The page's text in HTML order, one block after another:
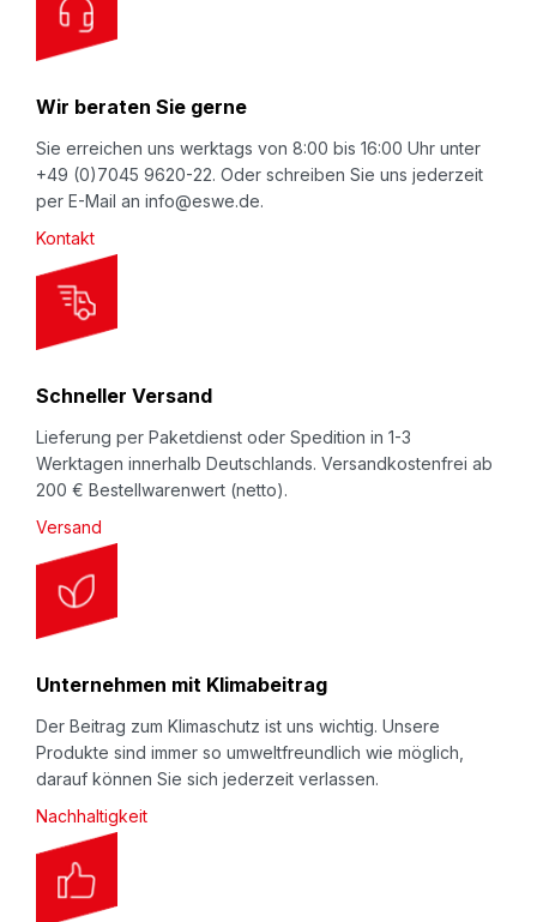
u
r
e
w
s
e
t
e
r
Wir beraten Sie gerne
Sie erreichen uns werktags von 8:00 bis 16:00 Uhr unter
+49 (0)7045 9620-22. Oder schreiben Sie uns jederzeit
per E-Mail an info@eswe.de.
Kontakt
Schneller Versand
Lieferung per Paketdienst oder Spedition in 1-3
Werktagen innerhalb Deutschlands. Versandkostenfrei ab
200 € Bestellwarenwert (netto).
Versand
Unternehmen mit Klimabeitrag
Der Beitrag zum Klimaschutz ist uns wichtig. Unsere
Produkte sind immer so umweltfreundlich wie möglich,
darauf können Sie sich jederzeit verlassen.
Nachhaltigkeit